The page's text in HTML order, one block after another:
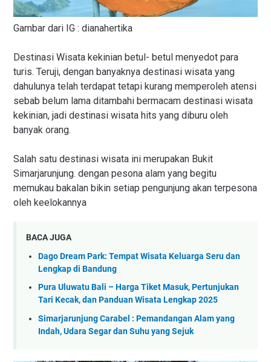
Gambar dari IG : dianahertika
Destinasi Wisata kekinian betul- betul menyedot para
turis. Teruji, dengan banyaknya destinasi wisata yang
dahulunya telah terdapat tetapi kurang memperoleh atensi
sebab belum lama ditambahi bermacam destinasi wisata
kekinian, jadi destinasi wisata hits yang diburu oleh
banyak orang.
Salah satu destinasi wisata ini merupakan Bukit
Simarjarunjung. dengan pesona alam yang begitu
memukau bakalan bikin setiap pengunjung akan terpesona
oleh keelokannya
BACA JUGA
Dago Dream Park: Tempat Wisata Keluarga Seru dan
Lengkap di Bandung
Pura Uluwatu Bali – Harga Tiket Masuk, Pertunjukan
Tari Kecak, dan Panduan Wisata Lengkap 2025
Simarjarunjung Carabel : Pemandangan Alam yang
Indah, Udara Segar dan Suhu yang Sejuk